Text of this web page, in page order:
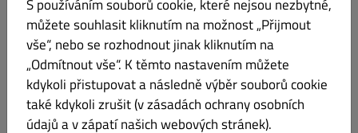
Lepek Hořčice
tortila, kuřecí maso, ledový salát, rajče, okurek, dresink
Informace o produktu
S používáním souborů cookie, které nejsou nezbytné,
můžete souhlasit kliknutím na možnost „Přijmout
vše“, nebo se rozhodnout jinak kliknutím na
„Odmítnout vše“. K těmto nastavením můžete
kdykoli přistupovat a následně výběr souborů cookie
také kdykoli zrušit (v zásadách ochrany osobních
údajů a v zápatí našich webových stránek).